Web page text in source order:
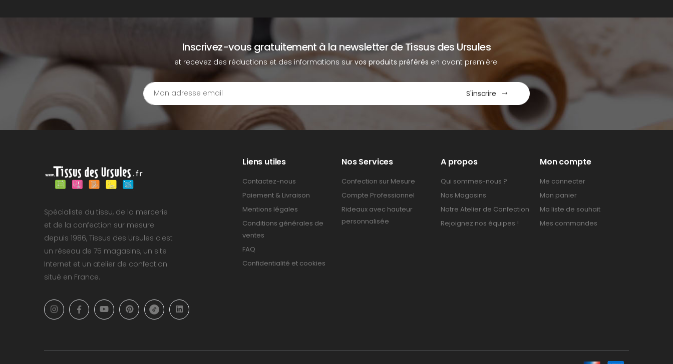
Inscrivez-vous gratuitement à la newsletter de Tissus des Ursules
et recevez des réductions et des informations survos produits préférés en avant première.
S'inscrire
Spécialiste du tissu, de la mercerie
et de la confection sur mesure
depuis 1986, Tissus des Ursules c'est
un réseau de 75 magasins, un site
Internet et un atelier de confection
situé en France.
Liens utiles
Contactez-nous
Paiement & Livraison
Mentions légales
Conditions générales de
ventes
FAQ
Confidentialité et cookies
Nos Services
Confection sur Mesure
Compte Professionnel
Rideaux avec hauteur
personnalisée
A propos
Qui sommes-nous ?
Nos Magasins
Notre Atelier de Confection
Rejoignez nos équipes !
Mon compte
Me connecter
Mon panier
Ma liste de souhait
Mes commandes